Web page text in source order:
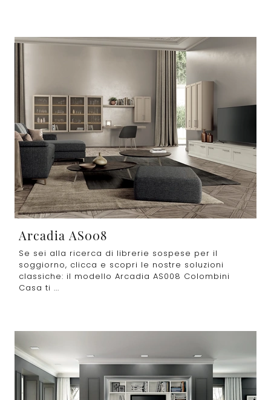
Arcadia AS008
Se sei alla ricerca di librerie sospese per il
soggiorno, clicca e scopri le nostre soluzioni
classiche: il modello Arcadia AS008 Colombini
Casa ti ...